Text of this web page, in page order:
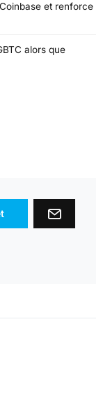
et renforce
alors que